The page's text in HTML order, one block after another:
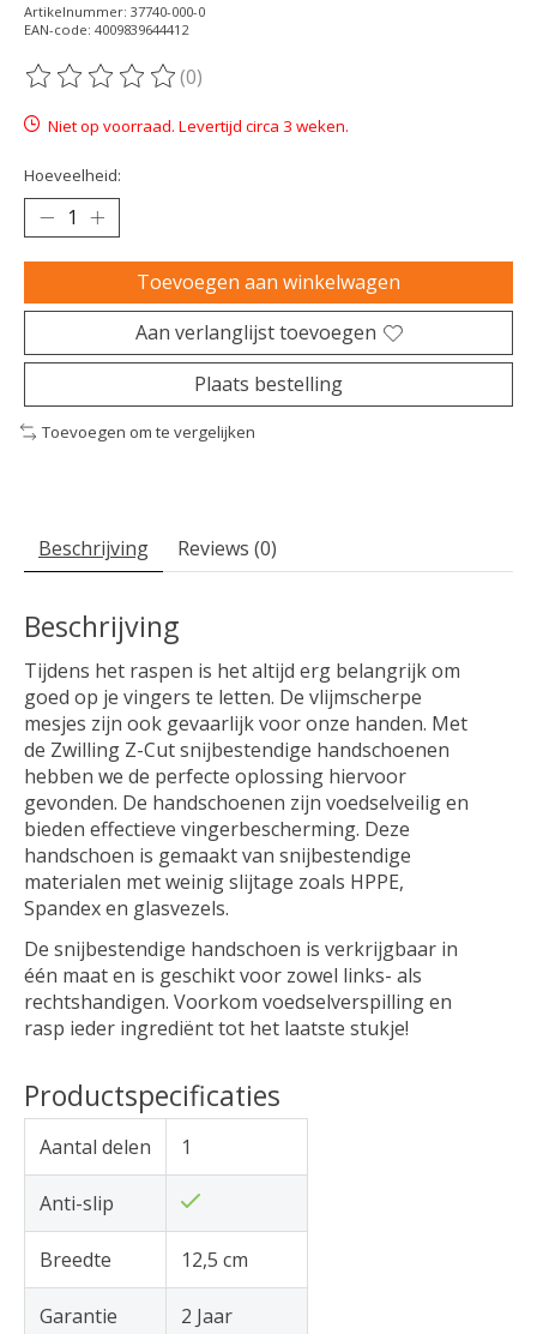
Artikelnummer: 37740-000-0
EAN-code: 4009839644412
De beoordeling van dit product is
(0)
Niet op voorraad. Levertijd circa 3 weken.
Hoeveelheid:
Toevoegen aan winkelwagen
Aan verlanglijst toevoegen
Plaats bestelling
Toevoegen om te vergelijken
Beschrijving Reviews (0)
Beschrijving
Tijdens het raspen is het altijd erg belangrijk om
goed op je vingers te letten. De vlijmscherpe
mesjes zijn ook gevaarlijk voor onze handen. Met
de Zwilling Z-Cut snijbestendige handschoenen
hebben we de perfecte oplossing hiervoor
gevonden. De handschoenen zijn voedselveilig en
bieden effectieve vingerbescherming. Deze
handschoen is gemaakt van snijbestendige
materialen met weinig slijtage zoals HPPE,
Spandex en glasvezels.
De snijbestendige handschoen is verkrijgbaar in
één maat en is geschikt voor zowel links- als
rechtshandigen. Voorkom voedselverspilling en
rasp ieder ingrediënt tot het laatste stukje!
Productspecificaties
Aantal delen 1
Anti-slip
Breedte 12,5 cm
Garantie 2 Jaar